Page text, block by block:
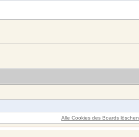
Alle Cookies des Boards löschen